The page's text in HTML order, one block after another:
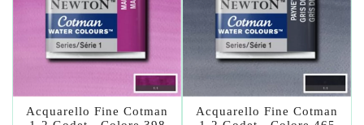
Acquarello Fine Cotman
Acquarello Fine Cotman